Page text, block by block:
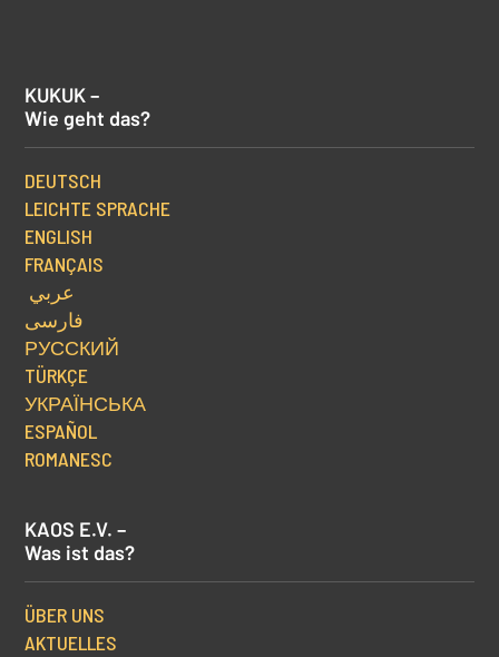
KUKUK –
Wie geht das?
DEUTSCH
LEICHTE SPRACHE
ENGLISH
FRANÇAIS
عربي
فارسی
РУССКИЙ
TÜRKÇE
УКРАЇНСЬКА
ESPAÑOL
ROMANESC
KAOS E.V. –
Was ist das?
ÜBER UNS
AKTUELLES